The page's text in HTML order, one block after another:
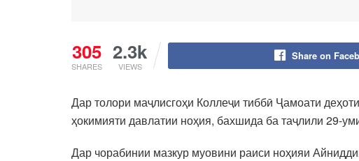
305
SHARES
2.3k
VIEWS
Share on
Дар толори маҷлисгоҳи Коллеҷи тиббӣ Ҷамоати
ҳокимияти давлатии ноҳия, бахшида ба таҷлили 29-
Дар чорабинии мазкур муовини раиси ноҳияи